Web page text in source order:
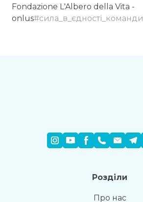
Fondazione L'Albero della Vita -
onlus#сила_в_єдності_команди
Розділи
Про нас